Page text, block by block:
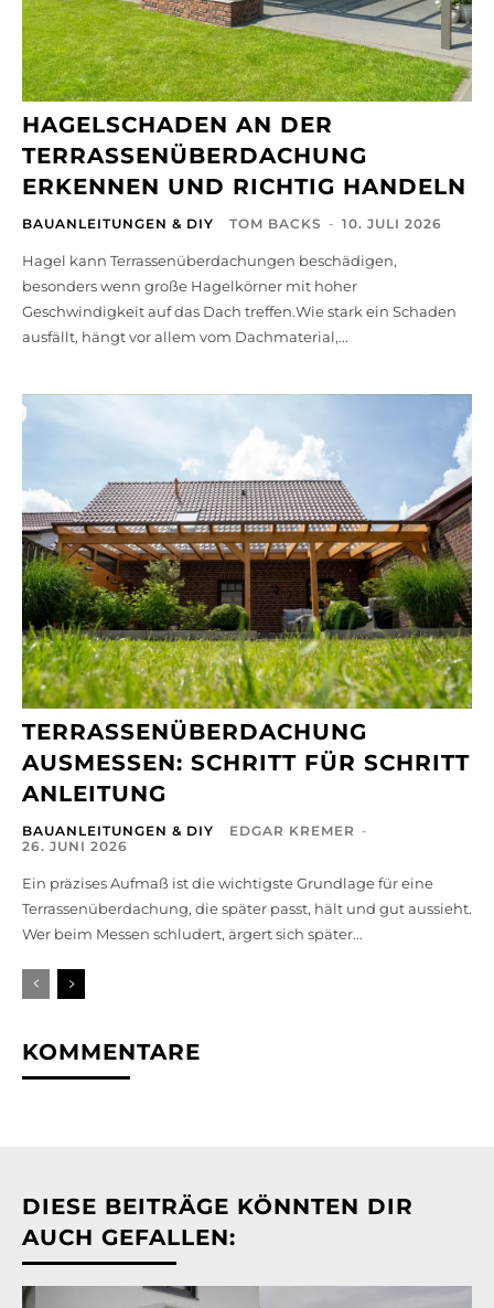
HAGELSCHADEN AN DER
TERRASSENÜBERDACHUNG
ERKENNEN UND RICHTIG HANDELN
BAUANLEITUNGEN & DIY TOM BACKS - 10. JULI 2026
Hagel kann Terrassenüberdachungen beschädigen,
besonders wenn große Hagelkörner mit hoher
Geschwindigkeit auf das Dach treffen.Wie stark ein Schaden
ausfällt, hängt vor allem vom Dachmaterial,...
TERRASSENÜBERDACHUNG
AUSMESSEN: SCHRITT FÜR SCHRITT
ANLEITUNG
BAUANLEITUNGEN & DIY EDGAR KREMER -
26. JUNI 2026
Ein präzises Aufmaß ist die wichtigste Grundlage für eine
Terrassenüberdachung, die später passt, hält und gut aussieht.
Wer beim Messen schludert, ärgert sich später...
KOMMENTARE
DIESE BEITRÄGE KÖNNTEN DIR
AUCH GEFALLEN: